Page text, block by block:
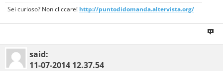
Sei curioso? Non cliccare! http://puntodidomanda.altervista.org/
said:
11-07-2014 12.37.54